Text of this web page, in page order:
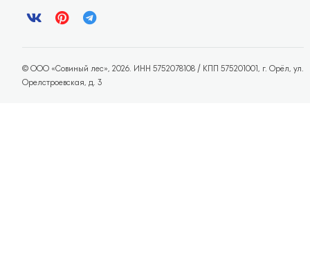
© ООО «Совиный лес», 2026. ИНН 5752078108 / КПП 575201001, г. Орёл, ул.
Орелстроевская, д. 3